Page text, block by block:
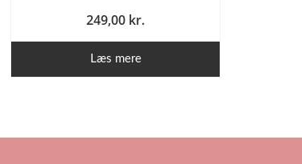
249,00 kr.
Læs mere